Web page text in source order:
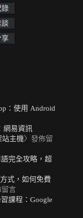
錄
享
：使用 Android
網易資訊
站主機〉發佈留
完全攻略，超
式，如何免費
留言
課程：Google